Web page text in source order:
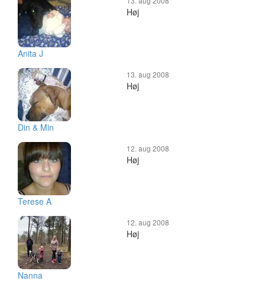
Anita J
Høj
Din & Min
13. aug 2008
Høj
Terese A
12. aug 2008
Høj
Nanna
12. aug 2008
Høj